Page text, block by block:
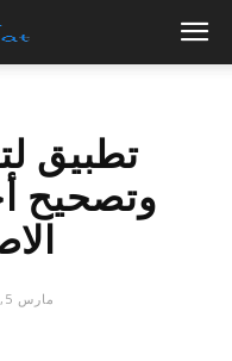
تطبيق
وتصحيح
مارس 5, 2025